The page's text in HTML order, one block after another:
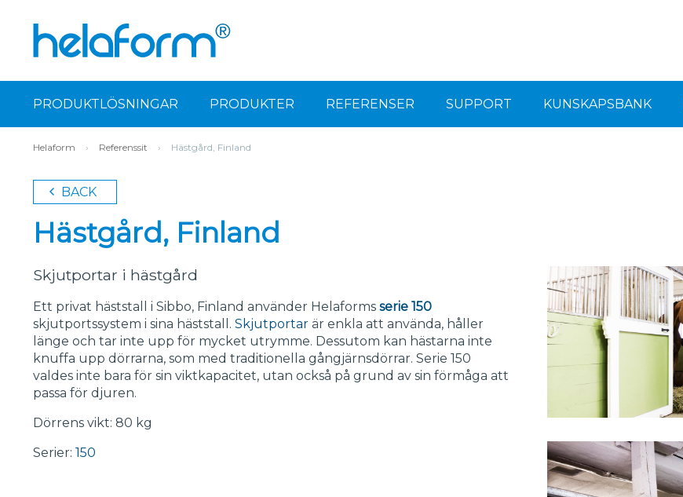
PRODUKTLÖSNINGAR PRODUKTER REFERENSER SUPPORT KUNSKAPSBANK
Helaform › Referenssit › Hästgård, Finland
BACK
Hästgård, Finland
Skjutportar i hästgård
Ett privat häststall i Sibbo, Finland använder Helaforms serie 150
skjutportssystem i sina häststall. Skjutportar är enkla att använda, håller
länge och tar inte upp för mycket utrymme. Dessutom kan hästarna inte
knuffa upp dörrarna, som med traditionella gångjärnsdörrar. Serie 150
valdes inte bara för sin viktkapacitet, utan också på grund av sin förmåga att
passa för djuren.
Dörrens vikt: 80 kg
Serier: 150